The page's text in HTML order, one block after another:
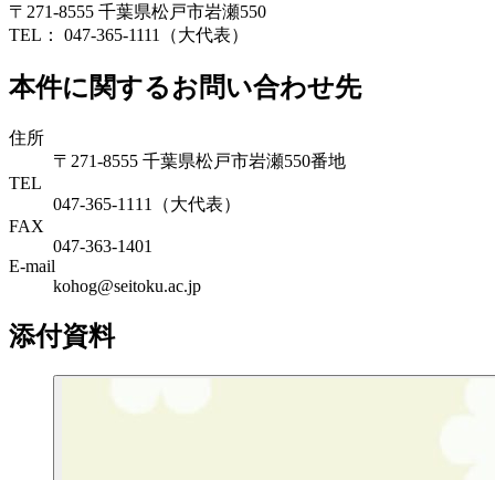
〒271-8555 千葉県松戸市岩瀬550
TEL： 047-365-1111（大代表）
本件に関するお問い合わせ先
住所
〒271-8555 千葉県松戸市岩瀬550番地
TEL
047-365-1111（大代表）
FAX
047-363-1401
E-mail
kohog@seitoku.ac.jp
添付資料